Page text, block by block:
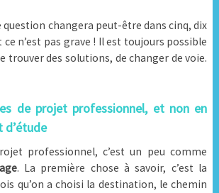
question changera peut-être dans cinq, dix
n’est pas grave ! Il est toujours possible
trouver des solutions, de changer de voie.
de projet professionnel, et non en
d’étude
professionnel, c’est un peu comme
. La première chose à savoir, c’est la
qu’on a choisi la destination, le chemin